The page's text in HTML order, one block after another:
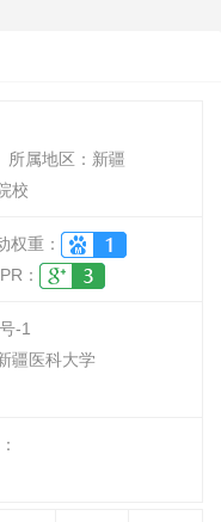
所属地区：新疆
校
权重：
：
-1
疆医科大学